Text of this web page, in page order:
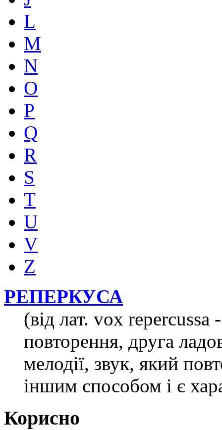
L
M
N
O
P
Q
R
S
T
U
V
Z
РЕПЕРКУСА
(від лат. vox repercussa
повторення, друга
мелодії, звук, який
іншим способом і є
Корисно